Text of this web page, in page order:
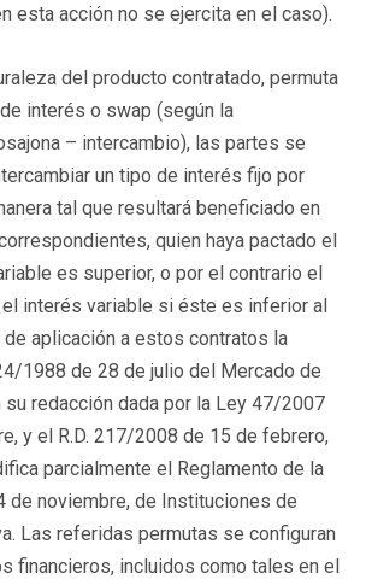
esta acción no se ejercita en el caso).
del producto contratado, permuta
interés o swap (según la
– intercambio), las partes se
un tipo de interés fijo por
tal que resultará beneficiado en
quien haya pactado el
es superior, o por el contrario el
el interés variable si éste es inferior al
de aplicación a estos contratos la
1988 de 28 de julio del Mercado de
su redacción dada por la Ley 47/2007
y el R.D. 217/2008 de 15 de febrero,
parcialmente el Reglamento de la
de noviembre, de Instituciones de
Las referidas permutas se configuran
financieros, incluidos como tales en el